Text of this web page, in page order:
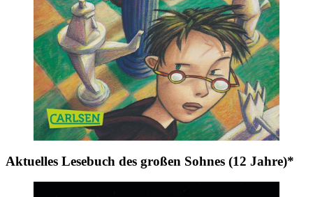
Aktuelles Lesebuch des großen Sohnes (12 Jahre)*